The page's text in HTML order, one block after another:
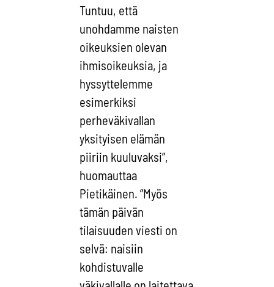
Tuntuu, että
unohdamme naisten
oikeuksien olevan
ihmisoikeuksia, ja
hyssyttelemme
esimerkiksi
perheväkivallan
yksityisen elämän
piiriin kuuluvaksi”,
huomauttaa
Pietikäinen. ”Myös
tämän päivän
tilaisuuden viesti on
selvä: naisiin
kohdistuvalle